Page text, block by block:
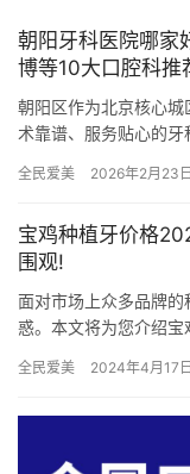
朝阳牙科医院哪家
博等10大口腔科推
朝阳区作为北京核心
术靠谱、服务贴心的
择。 …
全民爱美 2026年2月23日
宝鸡种植牙价格
围观!
面对市场上众多品牌
惑。本文将为您介绍
考虑的…
全民爱美 2024年4月17日